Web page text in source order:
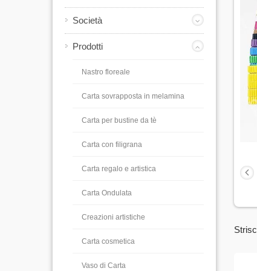
Società
Prodotti
Nastro floreale
Carta sovrapposta in melamina
Carta per bustine da tè
Carta con filigrana
Carta regalo e artistica
Carta Ondulata
Creazioni artistiche
Carta cosmetica
Vaso di Carta